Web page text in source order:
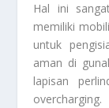
Hal ini
memiliki
untuk
aman di
lapisan